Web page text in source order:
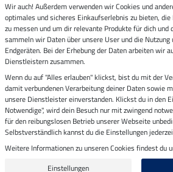
Zustellung durch
Sicher bezahlen mit
Impressum
Letzte Aktualisierung am
Alle Preise in Euro inkl. MwSt. zzgl.
Wir auch! Außerdem verwenden wir Cookies und
optimales und sicheres Einkaufserlebnis zu bieten,
zu messen und um dir relevante Produkte für dich und
sammeln wir Daten über unsere User und die
Endgeräten. Bei der Erhebung der Daten arbeiten wir
Dienstleistern zusammen.
Wenn du auf "Alles erlauben" klickst, bist du mit der
damit verbundenen Verarbeitung deiner Daten sowie
unsere Dienstleister einverstanden. Klickst du in den
Notwendige", wird dein Besuch nur mit zwingend
für den reibungslosen Betrieb unserer Webseite
Selbstverständlich kannst du die Einstellungen
Weitere Informationen zu unseren Cookies findest du
Einstellungen